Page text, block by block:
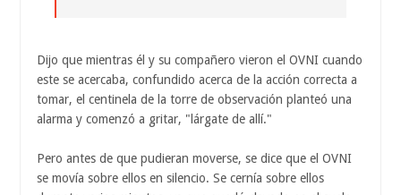
Dijo que mientras él y su compañero vieron el OVNI cuando
este se acercaba, confundido acerca de la acción correcta a
tomar, el centinela de la torre de observación planteó una
alarma y comenzó a gritar, "lárgate de allí."
Pero antes de que pudieran moverse, se dice que el OVNI
se movía sobre ellos en silencio. Se cernía sobre ellos